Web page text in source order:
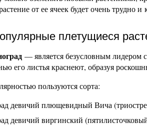
от ее ячеек будет очень трудно
плетущиеся
— является безусловным лидером
его листья краснеют, образуя
пользуются сорта:
девичий плющевидный Вича
девичий виргинский